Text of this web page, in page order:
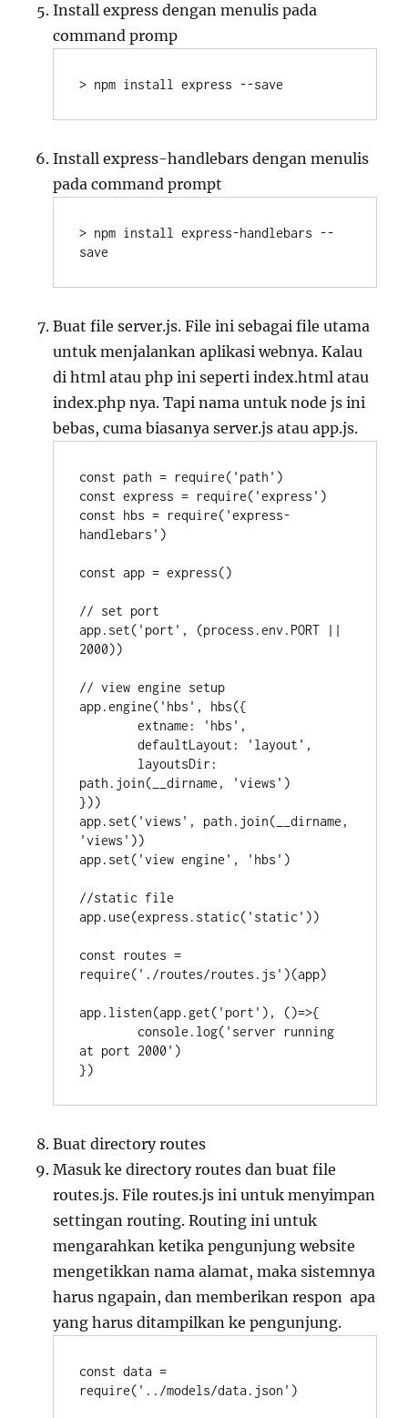
Install express dengan menulis pada
command promp
> npm install express --save
Install express-handlebars dengan menulis
pada command prompt
> npm install express-handlebars --
save
Buat file server.js. File ini sebagai file utama
untuk menjalankan aplikasi webnya. Kalau
di html atau php ini seperti index.html atau
index.php nya. Tapi nama untuk node js ini
bebas, cuma biasanya server.js atau app.js.
const path = require('path')
const express = require('express')
const hbs = require('express-
handlebars')
const app = express()
// set port
app.set('port', (process.env.PORT ||
2000))
// view engine setup
app.engine('hbs', hbs({
	extname: 'hbs',
	defaultLayout: 'layout',
path.join(__dirname, 'views')
}))
app.set('views', path.join(__dirname,
'views'))
app.set('view engine', 'hbs')
//static file
app.use(express.static('static'))
const routes =
require('./routes/routes.js')(app)
app.listen(app.get('port'), ()=>{
at port 2000')
})
Buat directory routes
Masuk ke directory routes dan buat file
routes.js. File routes.js ini untuk menyimpan
settingan routing. Routing ini untuk
mengarahkan ketika pengunjung website
mengetikkan nama alamat, maka sistemnya
harus ngapain, dan memberikan respon apa
yang harus ditampilkan ke pengunjung.
const data =
require('../models/data.json')